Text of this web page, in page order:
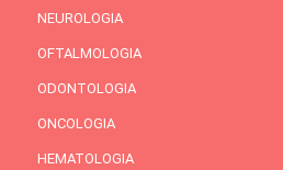
NEUROLOGIA
OFTALMOLOGIA
ODONTOLOGIA
ONCOLOGIA
HEMATOLOGIA